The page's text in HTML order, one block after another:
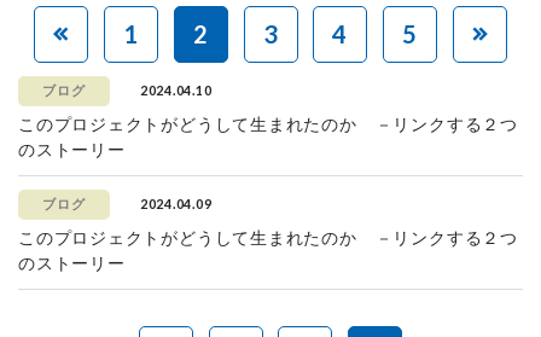
1 2 3 4 5
ブログ 2024.04.10
このプロジェクトがどうして生まれたのか －リンクする２つ
のストーリー
ブログ 2024.04.09
このプロジェクトがどうして生まれたのか －リンクする２つ
のストーリー